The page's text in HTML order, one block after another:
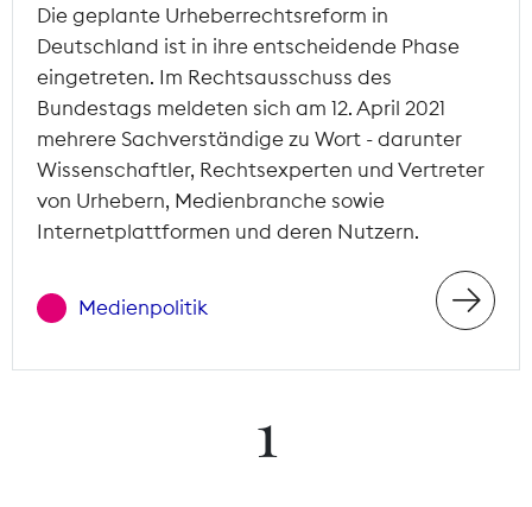
Die geplante Urheberrechtsreform in
Deutschland ist in ihre entscheidende Phase
eingetreten. Im Rechtsausschuss des
Bundestags meldeten sich am 12. April 2021
mehrere Sachverständige zu Wort - darunter
Wissenschaftler, Rechtsexperten und Vertreter
von Urhebern, Medienbranche sowie
Internetplattformen und deren Nutzern.
Medienpolitik
1